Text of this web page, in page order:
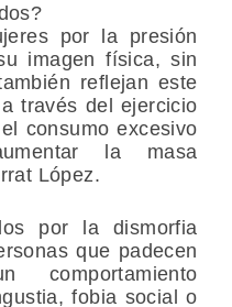
por la presión
imagen física, sin
reflejan este
través del ejercicio
consumo excesivo
la masa
López.
por la dismorfia
que padecen
comportamiento
fobia social o